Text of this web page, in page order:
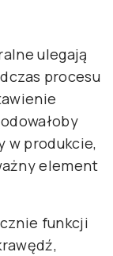
ulegają
procesu
w produkcie,
element
funkcji